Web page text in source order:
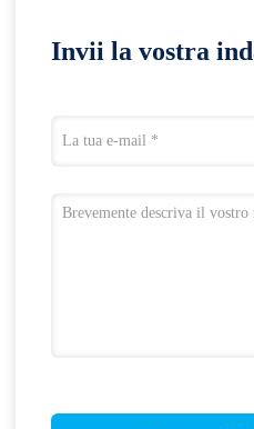
Invii la vostra